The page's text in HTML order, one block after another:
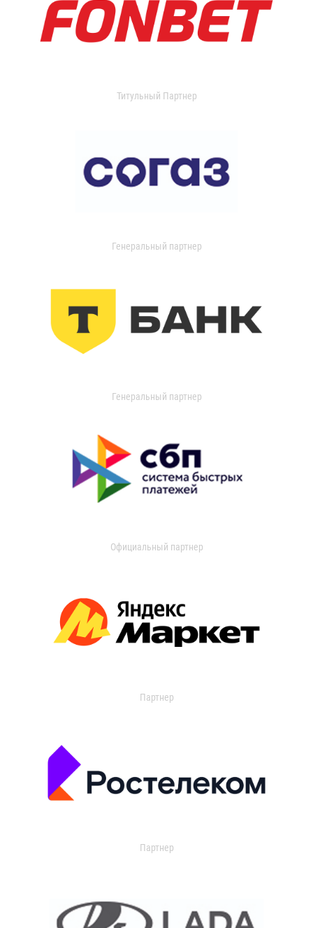
Титульный Партнер
Генеральный партнер
Генеральный партнер
Официальный партнер
Партнер
Партнер